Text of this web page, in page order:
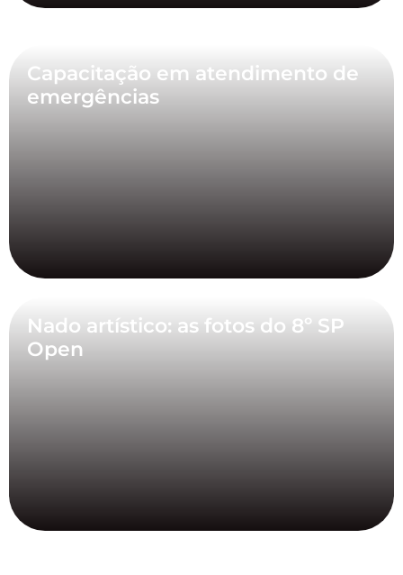
Capacitação em atendimento de
emergências
Nado artístico: as fotos do 8º SP
Open